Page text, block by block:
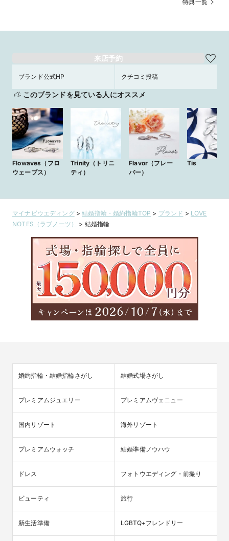
特典一覧
来店予約
ブランド公式HP クチコミ投稿
このブランドを見ている人にオススメ
Flowaves（フロ
ウェーブス）
Trinity（トリニ
ティ）
Flavor（フレー
バー）
Tis
マイナビウエディング>結婚指輪・婚約指輪TOP > ブランド > LOVE
NOTES（ラブノーツ）
> 結婚指輪
婚約指輪・結婚指輪さがし 結婚式場さがし
プレミアムジュエリー プレミアムヴェニュー
国内リゾート 海外リゾート
プレミアムウォッチ 結婚準備ノウハウ
ドレス フォトウエディング・前撮り
ビューティ 旅行
新生活準備 LGBTQ+フレンドリー